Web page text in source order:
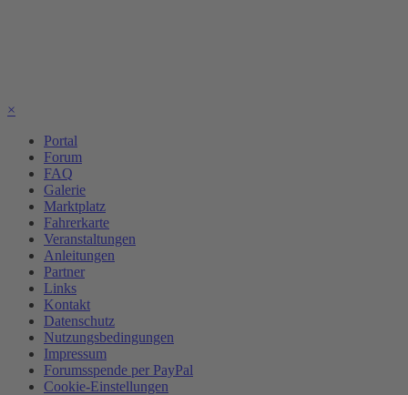
×
Portal
Forum
FAQ
Galerie
Marktplatz
Fahrerkarte
Veranstaltungen
Anleitungen
Partner
Links
Kontakt
Datenschutz
Nutzungsbedingungen
Impressum
Forumsspende per PayPal
Cookie-Einstellungen